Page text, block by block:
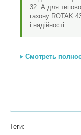
32. А для
газону ROTAK
і надійності.
Смотреть
Теги: